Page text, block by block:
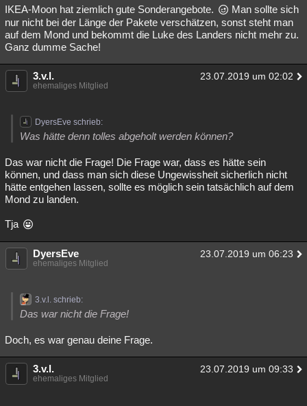
IKEA-Moon hat ziemlich gute Sonderangebote.
Man sollte sich
nur nicht bei der Länge der Pakete verschätzen, sonst steht man
auf dem Mond und bekommt die Luke des Landers nicht mehr zu.
Ganz dumme Sache!
3.v.l. 23.07.2019 um 02:02
ehemaliges Mitglied
DyersEve schrieb:
Was hätte denn tolles abgeholt werden können?
Das war nicht die Frage! Die Frage war, dass es hätte sein
können, und dass man sich diese Ungewissheit sicherlich nicht
hätte entgehen lassen, sollte es möglich sein tatsächlich auf dem
Mond zu landen.
Tja
DyersEve 23.07.2019 um 06:23
ehemaliges Mitglied
3.v.l. schrieb:
Das war nicht die Frage!
Doch, es war genau deine Frage.
3.v.l. 23.07.2019 um 09:33
ehemaliges Mitglied